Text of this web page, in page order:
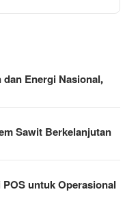
Energi Nasional,
Sawit Berkelanjutan
untuk Operasional